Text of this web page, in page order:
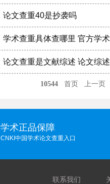
论文查重40是抄袭吗
学术查重具体查哪里 官方学
论文查重是文献综述 论文综
10544 首页 上一页
学术正品保障
CNKI中国学术论文查重入口
联系我们